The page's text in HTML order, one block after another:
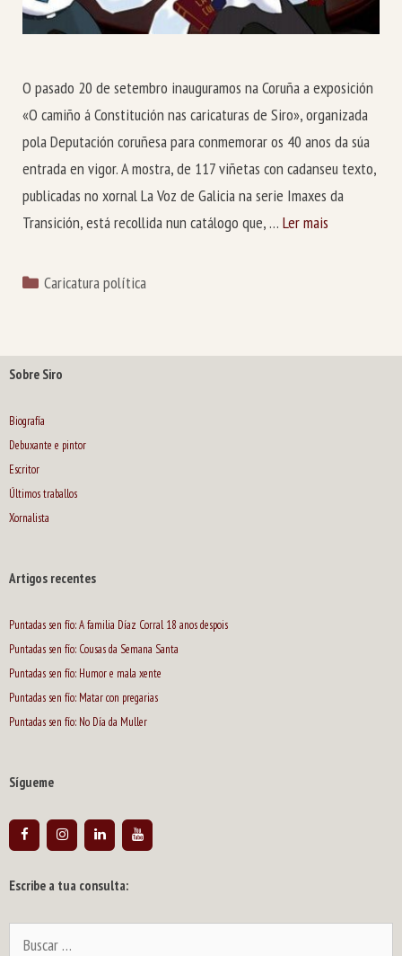
O pasado 20 de setembro inauguramos na Coruña a exposición
«O camiño á Constitución nas caricaturas de Siro», organizada
pola Deputación coruñesa para conmemorar os 40 anos da súa
entrada en vigor. A mostra, de 117 viñetas con cadanseu texto,
publicadas no xornal La Voz de Galicia na serie Imaxes da
Transición, está recollida nun catálogo que, … Ler mais
Categorías
Caricatura política
Sobre Siro
Biografía
Debuxante e pintor
Escritor
Últimos traballos
Xornalista
Artigos recentes
Puntadas sen fío: A familia Díaz Corral 18 anos despois
Puntadas sen fío: Cousas da Semana Santa
Puntadas sen fío: Humor e mala xente
Puntadas sen fío: Matar con pregarias
Puntadas sen fío: No Día da Muller
Sígueme
Escribe a tua consulta: